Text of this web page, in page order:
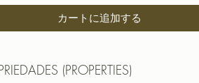
カートに追加する
(PROPERTIES)